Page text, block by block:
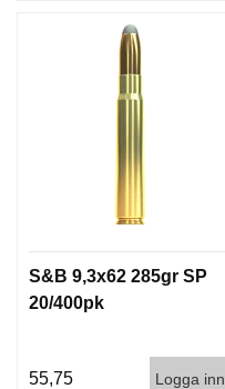
S&B 9,3x62 285gr SP
20/400pk
55,75 Logga inn